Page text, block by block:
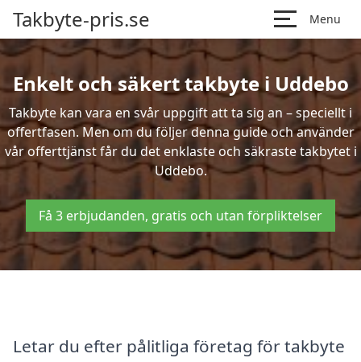
Takbyte-pris.se Menu
Enkelt och säkert takbyte i Uddebo
Takbyte kan vara en svår uppgift att ta sig an – speciellt i
offertfasen. Men om du följer denna guide och använder
vår offerttjänst får du det enklaste och säkraste takbytet i
Uddebo.
Få 3 erbjudanden, gratis och utan förpliktelser
Letar du efter pålitliga företag för takbyte